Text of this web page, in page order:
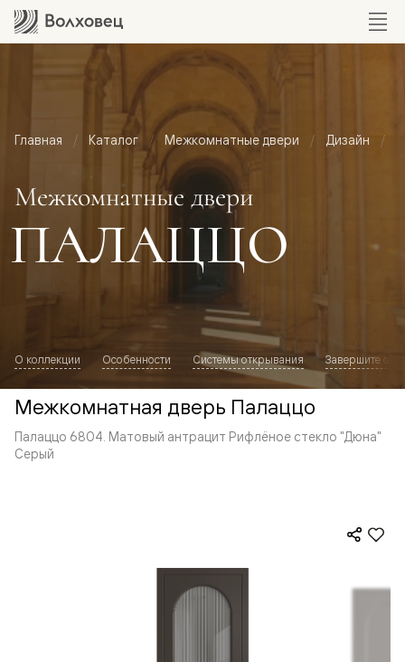
Главная Каталог Межкомнатные двери Дизайн
Межкомнатные двери
ПАЛАЦЦО
О коллекции Особенности Системы открывания Завершите
Межкомнатная дверь Палаццо
Палаццо 6804. Матовый антрацит Рифлёное стекло "Дюна"
Серый